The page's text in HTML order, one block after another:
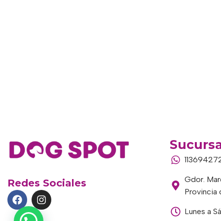
Redes Sociales
Gdor.
Provincia
Lunes a